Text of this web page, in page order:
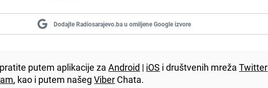
Dodajte Radiosarajevo.ba u omiljene Google izvore
pratite putem aplikacije zaAndroid | iOS i društvenih mrežaTwitter
, kao i putem našegViber Chata.